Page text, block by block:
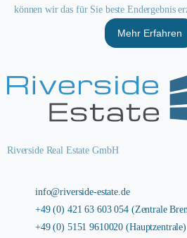
können wir das für Sie beste Endergebnis
Mehr Erfahren
Riverside Real Estate GmbH
info@riverside-estate.de
+49 (0) 421 63 603 054 (Zentrale
+49 (0) 5151 9610020 (Hauptzentrale)